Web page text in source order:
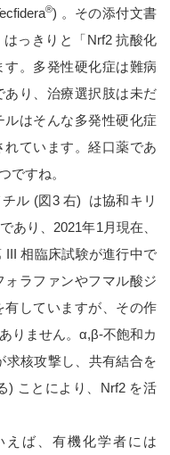
®) 。その添付文書
っきりと「Nrf2 抗酸化
。多発性硬化症は難病
り、治療選択肢は未だ
はそんな多発性硬化症
ています。経口薬であ
ですね。
ル (図3 右) は協和キリ
あり、2021年1月現在、
相臨床試験が進行中で
ラファンやフマル酸ジ
有していますが、その作
りません。α,β-不飽和カ
求核攻撃し、共有結合を
) ことにより、Nrf2 を活
ば、有機化学者には